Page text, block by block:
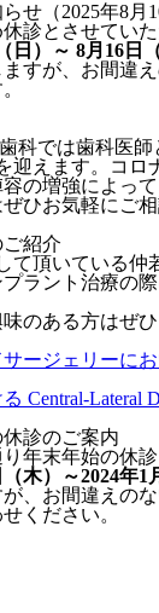
せ（2025年8月
診とさせていた
日）～ 8月16日（
すが、お間違
科では歯科医
迎えます。
コロ
の増強によって
ひお気軽にご相
紹介
て頂いている仲
ラント治療の
のある方はぜひ
ージェリーに
Central-Lateral
診のご案内
年末年始の休
木）～2024年1
、お間違えの
ください。